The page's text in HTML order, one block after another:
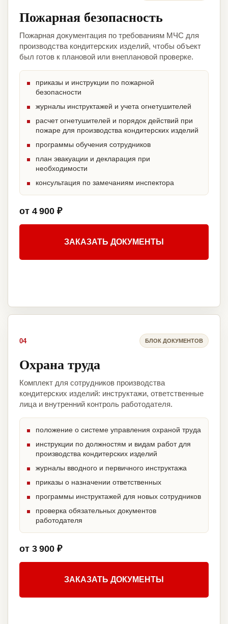
Пожарная безопасность
Пожарная документация по требованиям МЧС для
производства кондитерских изделий, чтобы объект
был готов к плановой или внеплановой проверке.
приказы и инструкции по пожарной
безопасности
журналы инструктажей и учета огнетушителей
расчет огнетушителей и порядок действий при
пожаре для производства кондитерских изделий
программы обучения сотрудников
план эвакуации и декларация при
необходимости
консультация по замечаниям инспектора
от 4 900 ₽
ЗАКАЗАТЬ ДОКУМЕНТЫ
04 БЛОК ДОКУМЕНТОВ
Охрана труда
Комплект для сотрудников производства
кондитерских изделий: инструктажи, ответственные
лица и внутренний контроль работодателя.
положение о системе управления охраной труда
инструкции по должностям и видам работ для
производства кондитерских изделий
журналы вводного и первичного инструктажа
приказы о назначении ответственных
программы инструктажей для новых сотрудников
проверка обязательных документов
работодателя
от 3 900 ₽
ЗАКАЗАТЬ ДОКУМЕНТЫ